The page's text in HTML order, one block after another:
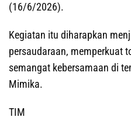
(16/6/2026).
Kegiatan itu diharapkan
persaudaraan, memperkuat
semangat kebersamaan di
Mimika.
TIM